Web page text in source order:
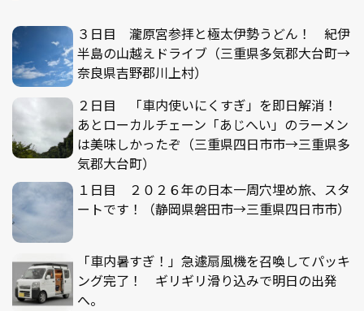
３日目 瀧原宮参拝と極太伊勢うどん！ 紀伊
半島の山越えドライブ（三重県多気郡大台町→
奈良県吉野郡川上村）
２日目 「車内使いにくすぎ」を即日解消！
あとローカルチェーン「あじへい」のラーメン
は美味しかったぞ（三重県四日市市→三重県多
気郡大台町）
１日目 ２０２６年の日本一周穴埋め旅、スタ
ートです！（静岡県磐田市→三重県四日市市）
「車内暑すぎ！」急遽扇風機を召喚してパッキ
ング完了！ ギリギリ滑り込みで明日の出発
へ。